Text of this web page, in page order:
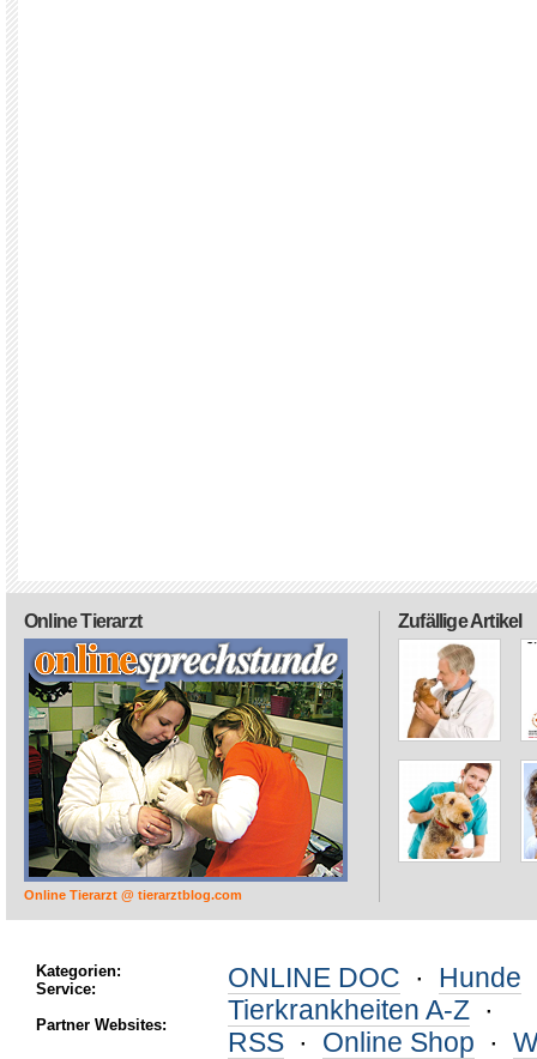
Zufällige Artikel
Online Tierarzt
Online Tierarzt @ tierarztblog.com
Kategorien:
Service:
Partner Websites:
ONLINE DOC · Hunde
Tierkrankheiten A-Z ·
RSS · Online Shop ·